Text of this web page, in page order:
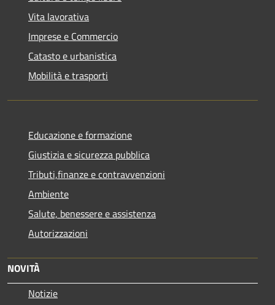
Vita lavorativa
Imprese e Commercio
Catasto e urbanistica
Mobilità e trasporti
Educazione e formazione
Giustizia e sicurezza pubblica
Tributi,finanze e contravvenzioni
Ambiente
Salute, benessere e assistenza
Autorizzazioni
NOVITÀ
Notizie